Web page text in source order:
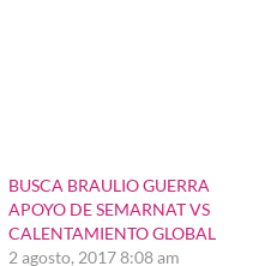
BUSCA BRAULIO GUERRA
APOYO DE SEMARNAT VS
CALENTAMIENTO GLOBAL
2 agosto, 2017 8:08 am